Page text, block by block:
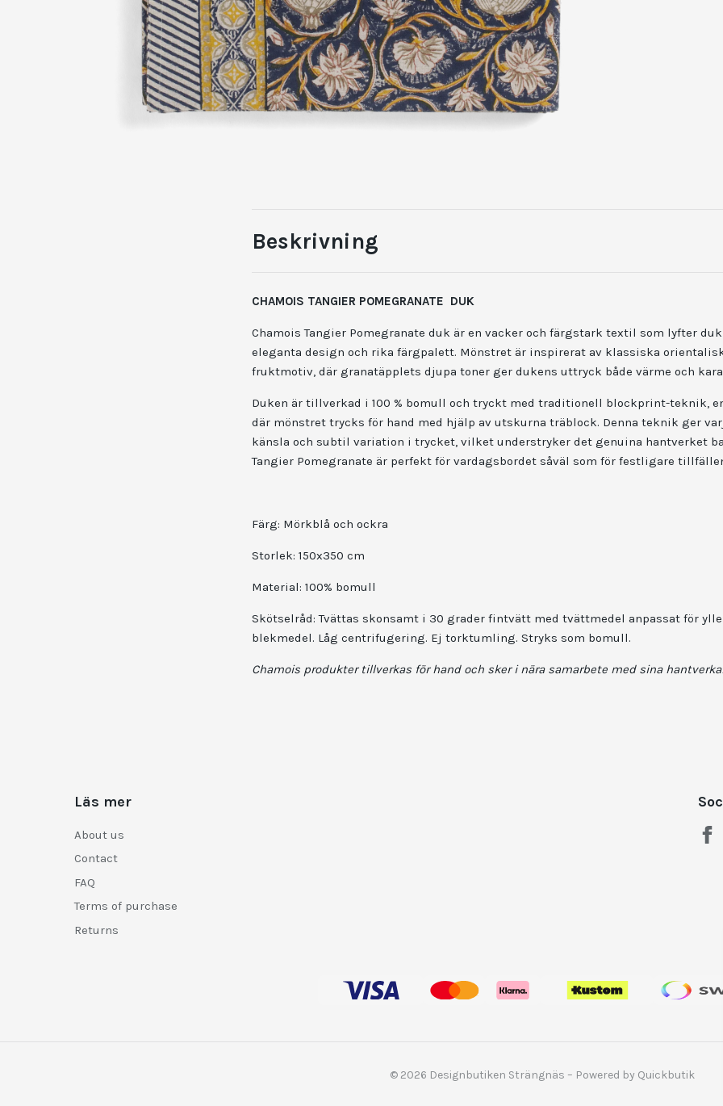
Beskrivning
CHAMOIS TANGIER POMEGRANATE DUK
Chamois Tangier Pomegranate duk är en vacker och färgstark textil som lyfter
eleganta design och rika färgpalett. Mönstret är inspirerat av klassiska
fruktmotiv, där granatäpplets djupa toner ger dukens uttryck både värme och
Duken är tillverkad i 100 % bomull och tryckt med traditionell blockprint-teknik,
där mönstret trycks för hand med hjälp av utskurna träblock. Denna teknik ger
känsla och subtil variation i trycket, vilket understryker det genuina hantverket
Tangier Pomegranate är perfekt för vardagsbordet såväl som för festligare
Färg: Mörkblå och ockra
Storlek: 150x350 cm
Material: 100% bomull
Skötselråd: Tvättas skonsamt i 30 grader fintvätt med tvättmedel anpassat för ylle
blekmedel. Låg centrifugering. Ej torktumling. Stryks som bomull.
Chamois produkter tillverkas för hand och sker i nära samarbete med sina
Läs mer
About us
Contact
FAQ
Terms of purchase
Returns
© 2026 Designbutiken Strängnäs – Powered by Quickbutik